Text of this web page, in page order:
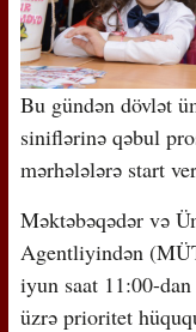
Bu gündən dövlət
siniflərinə qəbul
mərhələlərə start
Məktəbəqədər və
Agentliyindən
iyun saat 11:00-
üzrə prioritet